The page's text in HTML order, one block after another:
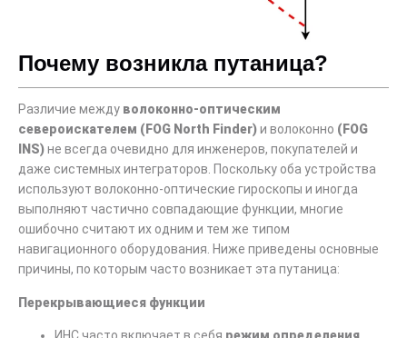
Почему возникла путаница?
Различие между волоконно-оптическим
североискателем (FOG North Finder)и волоконно (FOG
INS)не всегда очевидно для инженеров, покупателей и
даже системных интеграторов. Поскольку оба устройства
используют волоконно-оптические гироскопы и иногда
выполняют частично совпадающие функции, многие
ошибочно считают их одним и тем же типом
навигационного оборудования. Ниже приведены основные
причины, по которым часто возникает эта путаница:
Перекрывающиеся функции